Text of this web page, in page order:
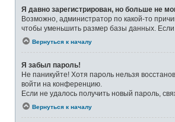
Я давно зарегистрирован, но больше не
Возможно, администратор по какой-то
чтобы уменьшить размер базы данных. Если
Вернуться к началу
Я забыл пароль!
Не паникуйте! Хотя пароль нельзя
войти на конференцию.
Если не удалось получить новый пароль,
Вернуться к началу